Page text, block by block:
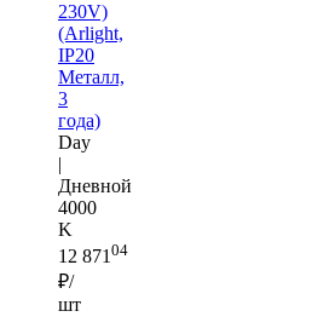
230V)
(Arlight,
IP20
Металл,
3
года)
Day
|
Дневной
4000
K
12 871 04
₽/
шт